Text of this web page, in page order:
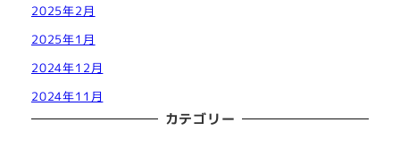
2025年2月
2025年1月
2024年12月
2024年11月
カテゴリー